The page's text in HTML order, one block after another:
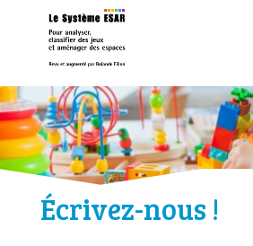
Écrivez-nous !